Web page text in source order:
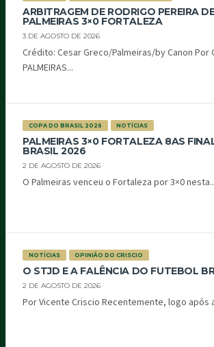
ARBITRAGEM DE RODRIGO PEREIRA
PALMEIRAS 3×0 FORTALEZA
3 DE AGOSTO DE 2026
Crédito: Cesar Greco/Palmeiras/by Canon Por
PALMEIRAS...
COPA DO BRASIL 2026 NOTÍCIAS
PALMEIRAS 3×0 FORTALEZA 8AS
BRASIL 2026
2 DE AGOSTO DE 2026
O Palmeiras venceu o Fortaleza por 3×0
NOTÍCIAS OPINIÃO DO CRISCIO
O STJD E A FALÊNCIA DO FUTEBOL
2 DE AGOSTO DE 2026
Por Vicente Criscio Recentemente, logo após a